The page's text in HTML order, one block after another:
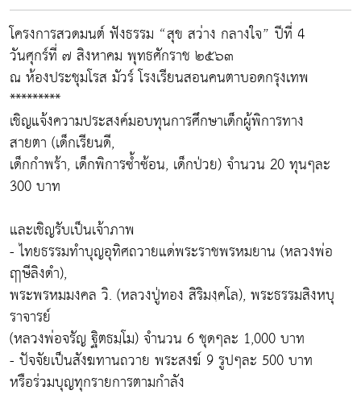
โครงการสวดมนต์ ฟังธรรม “สุข สว่าง กลางใจ” ปีที่ 4
วันศุกร์ที่ ๗ สิงหาคม พุทธศักราช ๒๕๖๓
ณ ห้องประชุมโรส มัวร์ โรงเรียนสอนคนตาบอดกรุงเทพ
*********
เชิญแจ้งความประสงค์มอบทุนการศึกษาเด็กผู้พิการทาง
สายตา (เด็กเรียนดี,
เด็กกำพร้า, เด็กพิการซ้ำซ้อน, เด็กป่วย) จำนวน 20 ทุนๆละ
300 บาท
และเชิญรับเป็นเจ้าภาพ
- ไทยธรรมทำบุญอุทิศถวายแด่พระราชพรหมยาน (หลวงพ่อ
ฤาษีลิงดำ),
พระพรหมมงคล วิ. (หลวงปู่ทอง สิริมงฺคโล), พระธรรมสิงหบุ
ราจารย์
(หลวงพ่อจรัญ ฐิตธมฺโม) จำนวน 6 ชุดๆละ 1,000 บาท
- ปัจจัยเป็นสังฆทานถวาย พระสงฆ์ 9 รูปๆละ 500 บาท
หรือร่วมบุญทุกรายการตามกำลัง